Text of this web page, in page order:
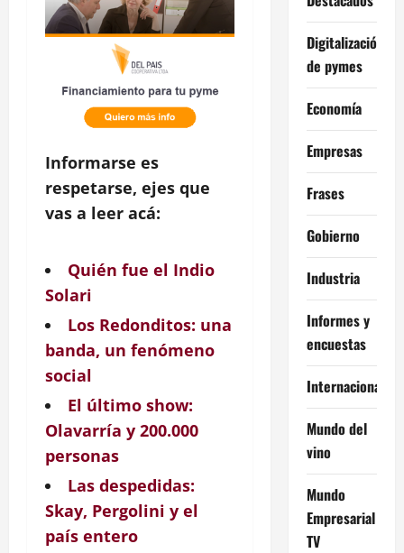
Informarse es
respetarse, ejes que
vas a leer acá:
Quién fue el Indio
Solari
Los Redonditos: una
banda, un fenómeno
social
El último show:
Olavarría y 200.000
personas
Las despedidas:
Skay, Pergolini y el
país entero
Digitalización
de pymes
Economía
Empresas
Frases
Gobierno
Industria
Informes y
encuestas
Internacional
Mundo del
vino
Mundo
Empresarial
TV